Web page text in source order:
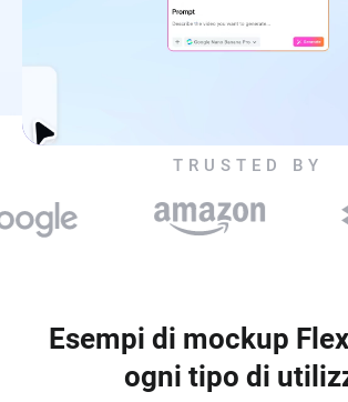
TRUSTED BY
Esempi di mockup
ogni tipo di